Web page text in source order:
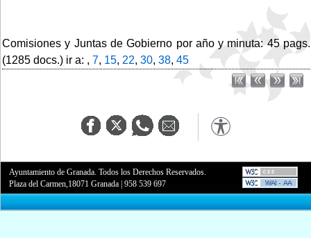
Comisiones y Juntas de Gobierno por año y minuta: 45 pags.
(1285 docs.) ir a: , 7, 15, 22, 30, 38, 45
Ayuntamiento de Granada. Todos los Derechos Reservados.
Plaza del Carmen,18071 Granada |958 539 697